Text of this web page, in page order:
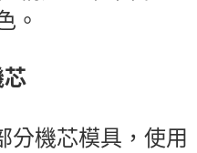
。
分機芯模具，使用